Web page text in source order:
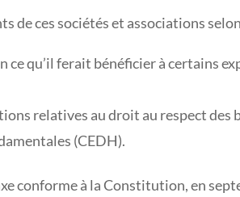
de ces sociétés et associations
qu’il ferait bénéficier à certains
relatives au droit au respect des
(CEDH).
conforme à la Constitution, en